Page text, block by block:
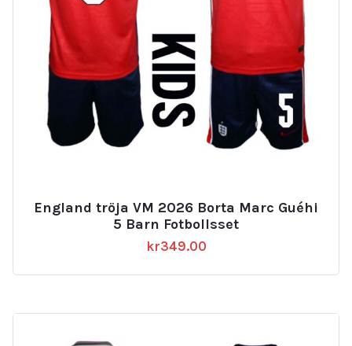
England tröja VM 2026 Borta Marc Guéhi
5 Barn Fotbollsset
kr349.00